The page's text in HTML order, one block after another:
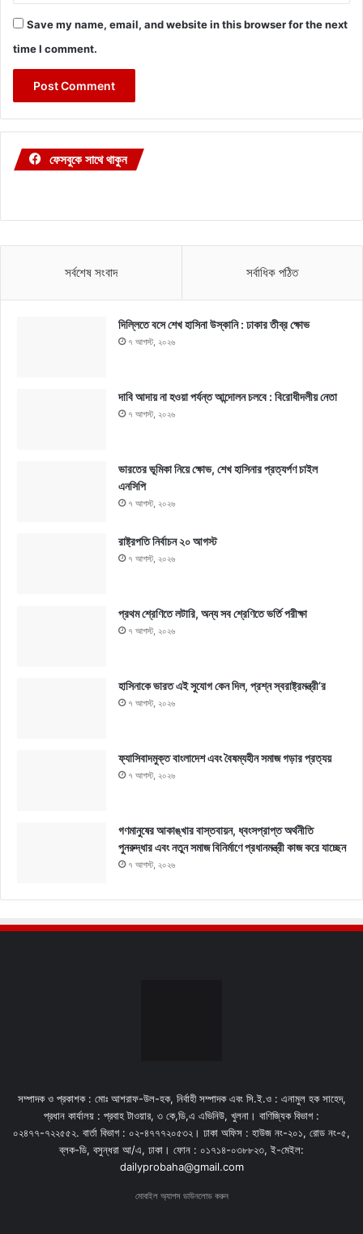
Save my name, email, and website in this browser for the next
time I comment.
ফেসবুকে সাথে থাকুন
সর্বশেষ সংবাদ সর্বাধিক পঠিত
দিল্লিতে বসে শেখ হাসিনা উস্কানি : ঢাকার তীব্র ক্ষোভ
৭ আগস্ট, ২০২৬
দাবি আদায় না হওয়া পর্যন্ত আন্দোলন চলবে : বিরোধীদলীয় নেতা
৭ আগস্ট, ২০২৬
ভারতের ভূমিকা নিয়ে ক্ষোভ, শেখ হাসিনার প্রত্যর্পণ চাইল
এনসিপি
৭ আগস্ট, ২০২৬
রাষ্ট্রপতি নির্বাচন ২০ আগস্ট
৭ আগস্ট, ২০২৬
প্রথম শ্রেণিতে লটারি, অন্য সব শ্রেণিতে ভর্তি পরীক্ষা
৭ আগস্ট, ২০২৬
হাসিনাকে ভারত এই সুযোগ কেন দিল, প্রশ্ন স্বরাষ্ট্রমন্ত্রী’র
৭ আগস্ট, ২০২৬
ফ্যাসিবাদমুক্ত বাংলাদেশ এবং বৈষম্যহীন সমাজ গড়ার প্রত্যয়
৭ আগস্ট, ২০২৬
গণমানুষের আকাঙ্খার বাস্তবায়ন, ধ্বংসপ্রাপ্ত অর্থনীতি
পুনরুদ্ধার এবং নতুন সমাজ বিনির্মাণে প্রধানমন্ত্রী কাজ করে যাচ্ছেন
৭ আগস্ট, ২০২৬
সম্পাদক ও প্রকাশক : মোঃ আশরাফ-উল-হক, নির্বাহী সম্পাদক এবং সি.ই.ও : এনামুল হক সাহেদ,
প্রধান কার্যালয় : প্রবাহ টাওয়ার, ৩ কে,ডি,এ এভিনিউ, খুলনা। বাণিজ্যিক বিভাগ :
০২৪৭৭-৭২২৫৫২. বার্তা বিভাগ : ০২-৪৭৭৭২০৫৩২। ঢাকা অফিস : হাউজ নং-২০১, রোড নং-৫,
ব্লক-ডি, বসুন্ধরা আ/এ, ঢাকা। ফোন : ০১৭১৪-০৩৮৮২৩, ই-মেইল:
dailyprobaha@gmail.com
মোবাইল অ্যাপস ডাউনলোড করুন